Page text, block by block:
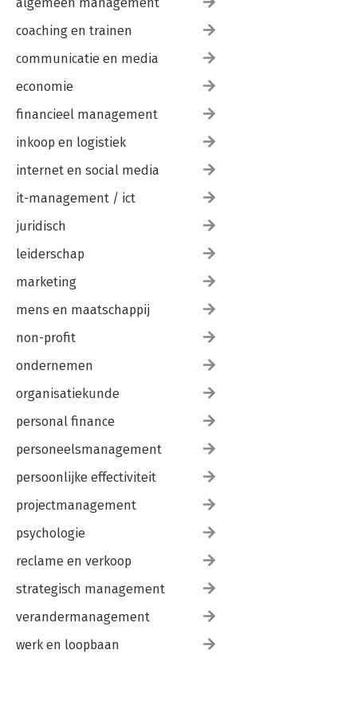
algemeen management
coaching en trainen
communicatie en media
economie
financieel management
inkoop en logistiek
internet en social media
it-management / ict
juridisch
leiderschap
marketing
mens en maatschappij
non-profit
ondernemen
organisatiekunde
personal finance
personeelsmanagement
persoonlijke effectiviteit
projectmanagement
psychologie
reclame en verkoop
strategisch management
verandermanagement
werk en loopbaan